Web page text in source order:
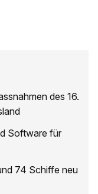
des 16.
Software für
74 Schiffe neu